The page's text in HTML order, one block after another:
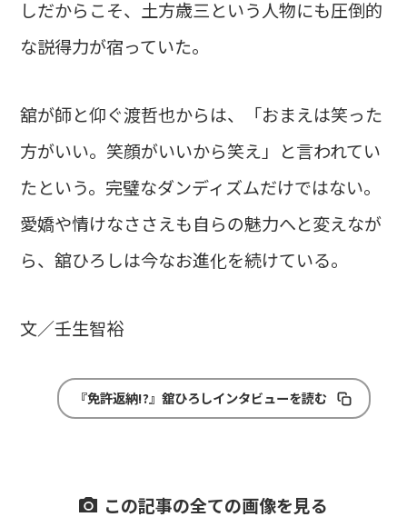
しだからこそ、土方歳三という人物にも圧倒的
な説得力が宿っていた。
舘が師と仰ぐ渡哲也からは、「おまえは笑った
方がいい。笑顔がいいから笑え」と言われてい
たという。完璧なダンディズムだけではない。
愛嬌や情けなささえも自らの魅力へと変えなが
ら、舘ひろしは今なお進化を続けている。
文／壬生智裕
『免許返納!?』舘ひろしインタビューを読む
この記事の全ての画像を見る